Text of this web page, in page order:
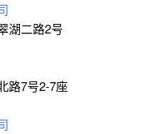
湖二路2号
路7号2-7座